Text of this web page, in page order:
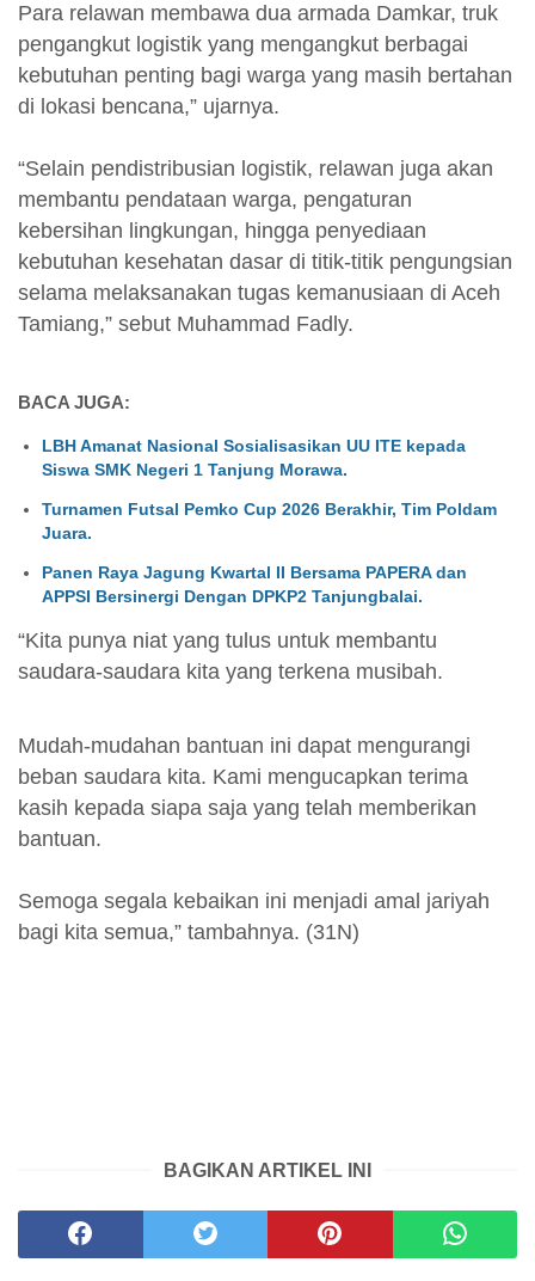
Para relawan membawa dua armada Damkar, truk
pengangkut logistik yang mengangkut berbagai
kebutuhan penting bagi warga yang masih bertahan
di lokasi bencana,” ujarnya.
“Selain pendistribusian logistik, relawan juga akan
membantu pendataan warga, pengaturan
kebersihan lingkungan, hingga penyediaan
kebutuhan kesehatan dasar di titik-titik pengungsian
selama melaksanakan tugas kemanusiaan di Aceh
Tamiang,” sebut Muhammad Fadly.
BACA JUGA:
LBH Amanat Nasional Sosialisasikan UU ITE kepada
Siswa SMK Negeri 1 Tanjung Morawa.
Turnamen Futsal Pemko Cup 2026 Berakhir, Tim Poldam
Juara.
Panen Raya Jagung Kwartal II Bersama PAPERA dan
APPSI Bersinergi Dengan DPKP2 Tanjungbalai.
“Kita punya niat yang tulus untuk membantu
saudara-saudara kita yang terkena musibah.
Mudah-mudahan bantuan ini dapat mengurangi
beban saudara kita. Kami mengucapkan terima
kasih kepada siapa saja yang telah memberikan
bantuan.
Semoga segala kebaikan ini menjadi amal jariyah
bagi kita semua,” tambahnya. (31N)
BAGIKAN ARTIKEL INI